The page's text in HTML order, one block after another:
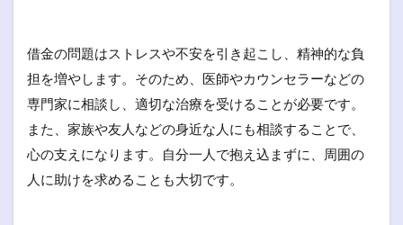
借金の問題はストレスや不安を引き起こし、精神的な負
担を増やします。そのため、医師やカウンセラーなどの
専門家に相談し、適切な治療を受けることが必要です。
また、家族や友人などの身近な人にも相談することで、
心の支えになります。自分一人で抱え込まずに、周囲の
人に助けを求めることも大切です。